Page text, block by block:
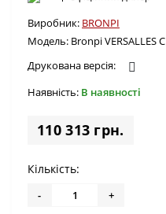
Виробник: BRONPI
Модель: Bronpi VERSALLES C
Друкована версія:
Наявність: В наявності
110 313 грн.
Кількість:
- +